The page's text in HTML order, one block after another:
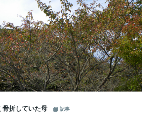
骨折していた母
記事